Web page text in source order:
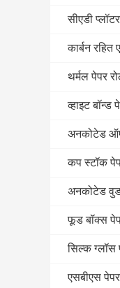
सीएडी
कार्बन
थर्मल पेपर
व्हाइट बॉन्ड
अनकोटेड
कप स्टॉक
अनकोटेड
फूड बॉक्स
सिल्क ग्लॉस
एसबीएस पेपर